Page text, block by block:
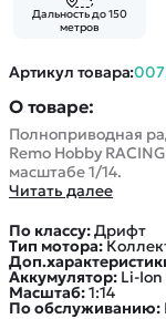
Дальность до 150
метров
Артикул товара:
О товаре:
Полноприводная
Remo Hobby
масштабе 1/14.
Читать далее
По классу:Дрифт
Тип мотора:
Аккумулятор: Li-Ion
Масштаб:1:14
По обслуживанию: